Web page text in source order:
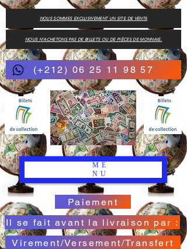
(+212) 06 25 11 98 57
ME
NU
Paiement
Virement/Versement/Transfert
Il se fait avant la livraison par :
NOUS N'ACHETONS PAS DE BILLETS OU DE PIÈCES DE MONNAIE.
NOUS SOMMES EXCLUSIVEMENT UN SITE DE VENTE